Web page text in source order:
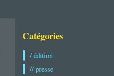
Catégories
/ édition
// presse